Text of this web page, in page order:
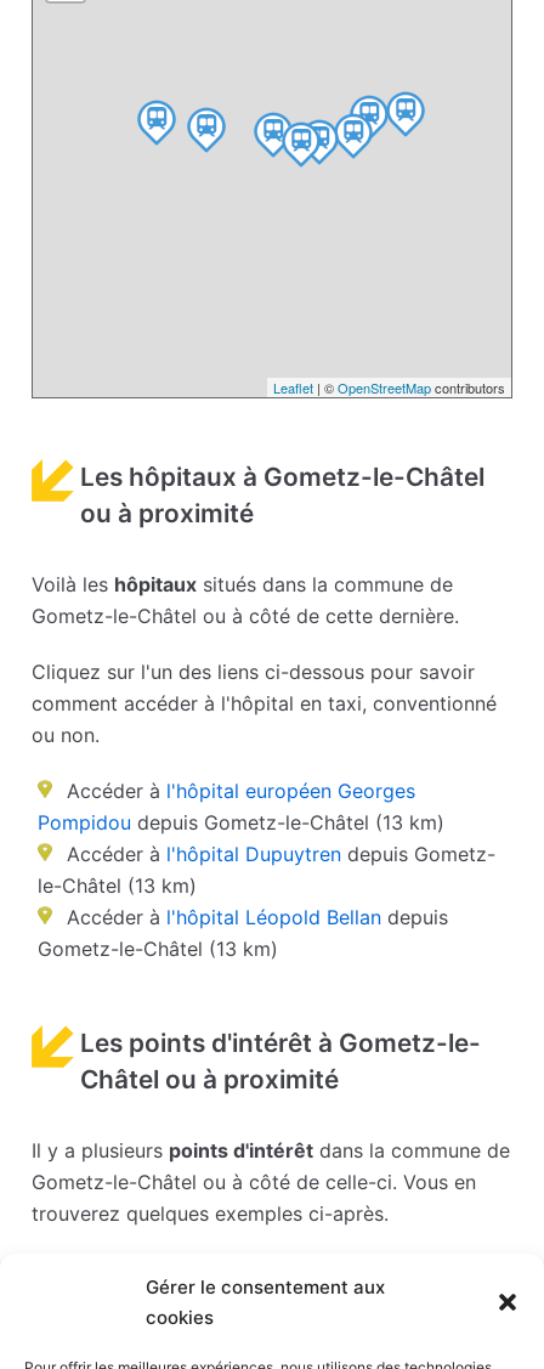
Gérer le consentement aux
cookies
Leaflet| ©OpenStreetMapcontributors
Les hôpitaux à Gometz-le-Châtel
ou à proximité
Voilà les hôpitaux situés dans la commune de
Gometz-le-Châtel ou à côté de cette dernière.
Cliquez sur l'un des liens ci-dessous pour savoir
comment accéder à l'hôpital en taxi, conventionné
ou non.
Accéder à l'hôpital européen Georges
Pompidou depuis Gometz-le-Châtel (13 km)
Accéder à l'hôpital Dupuytren depuis Gometz-
le-Châtel (13 km)
Accéder à l'hôpital Léopold Bellan depuis
Gometz-le-Châtel (13 km)
Les points d'intérêt à Gometz-le-
Châtel ou à proximité
Il y a plusieurs points d'intérêt dans la commune de
Gometz-le-Châtel ou à côté de celle-ci. Vous en
trouverez quelques exemples ci-après.
desservis en matière de transports. Si vous cliquez
sur l'un des liens ci-dessous, vous en saurez plus